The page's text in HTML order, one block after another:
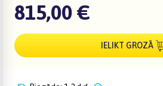
815,00 €
IELIKT GROZĀ